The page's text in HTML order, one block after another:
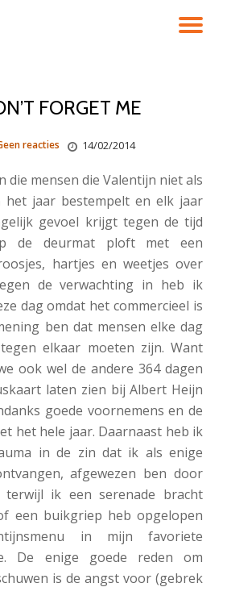
FORGET ME
14/02/2014
reacties
die mensen die Valentijn niet als
het jaar bestempelt en elk jaar
gevoel krijgt tegen de tijd
de deurmat ploft met een
hartjes en weetjes over
de verwachting in heb ik
dag omdat het commercieel is
ben dat mensen elke dag
elkaar moeten zijn. Want
ook wel de andere 364 dagen
laten zien bij Albert Heijn
goede voornemens en de
het hele jaar. Daarnaast heb ik
in de zin dat ik als enige
afgewezen ben door
ik een serenade bracht
een buikgriep heb opgelopen
in mijn favoriete
De enige goede reden om
is de angst voor (gebrek